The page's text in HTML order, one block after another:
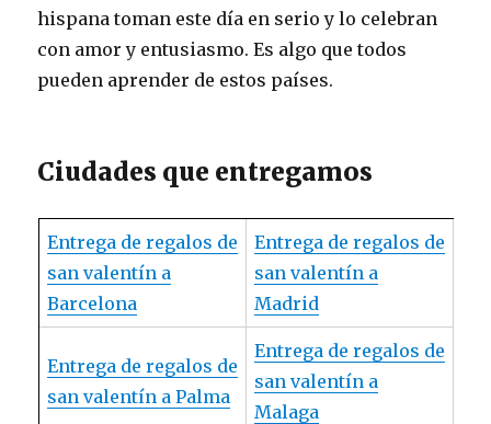
hispana toman este día en serio y lo celebran
con amor y entusiasmo. Es algo que todos
pueden aprender de estos países.
Ciudades que entregamos
Entrega de regalos de
san valentín a
Barcelona
Entrega de regalos de
san valentín a
Madrid
Entrega de regalos de
san valentín a Palma
Entrega de regalos de
san valentín a
Malaga